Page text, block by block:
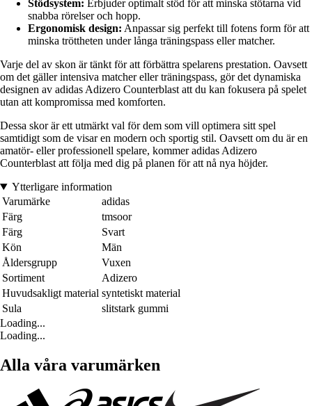
Stödsystem: Erbjuder optimalt stöd för att minska stötarna vid
snabba rörelser och hopp.
Ergonomisk design: Anpassar sig perfekt till fotens form för att
minska tröttheten under långa träningspass eller matcher.
Varje del av skon är tänkt för att förbättra spelarens prestation. Oavsett
om det gäller intensiva matcher eller träningspass, gör det dynamiska
designen av adidas Adizero Counterblast att du kan fokusera på spelet
utan att kompromissa med komforten.
Dessa skor är ett utmärkt val för dem som vill optimera sitt spel
samtidigt som de visar en modern och sportig stil. Oavsett om du är en
amatör- eller professionell spelare, kommer adidas Adizero
Counterblast att följa med dig på planen för att nå nya höjder.
Ytterligare information
Varumärke
adidas
Färg
tmsoor
Färg
Svart
Kön
Män
Åldersgrupp
Vuxen
Sortiment
Adizero
Huvudsakligt material syntetiskt material
Sula
slitstark gummi
Loading...
Loading...
Alla våra varumärken